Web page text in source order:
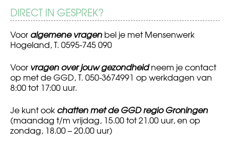
DIRECT IN GESPREK?
Voor algemene vragen bel je met Mensenwerk
Hogeland, T. 0595-745 090
Voor vragen over jouw gezondheidneem je contact
op met de GGD, T. 050-3674991 op werkdagen van
8:00 tot 17:00 uur.
Je kunt ook chatten met de GGD regio Groningen
(maandag t/m vrijdag, 15.00 tot 21.00 uur, en op
zondag, 18.00 – 20.00 uur)